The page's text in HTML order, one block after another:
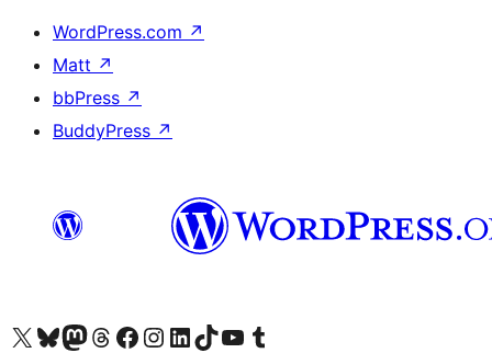
WordPress.com ↗
Matt ↗
bbPress ↗
BuddyPress ↗
X(이전 트위터) 계정 방문하기블루스카이 계정 방문하기마스토돈 계정 방문하기스레드 계정 방문하기 페이스북 페이지 방문하기인스타그램 계정 방문하기 LinkedIn 계정 방문하기틱톡 계정 방문하기유튜브 채널 방문하기 텀블러 계정 방문하기